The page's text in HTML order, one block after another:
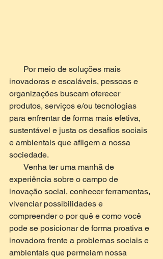
inovadoras e escaláveis, pessoas e
organizações buscam oferecer
produtos, serviços e/ou tecnologias
para enfrentar de forma mais efetiva,
sustentável e justa os desafios sociais
e ambientais que afligem a nossa
sociedade.
experiência sobre o campo de
inovação social, conhecer ferramentas,
vivenciar possibilidades e
compreender o por quê e como você
pode se posicionar de forma proativa e
inovadora frente a problemas sociais e
ambientais que permeiam nossa